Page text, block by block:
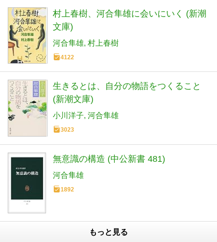
村上春樹、河合隼雄に会いにいく (新潮
文庫)
河合隼雄 村上春樹
4122
生きるとは、自分の物語をつくること
(新潮文庫)
小川洋子 河合隼雄
3023
無意識の構造 (中公新書 481)
河合隼雄
1892
もっと見る